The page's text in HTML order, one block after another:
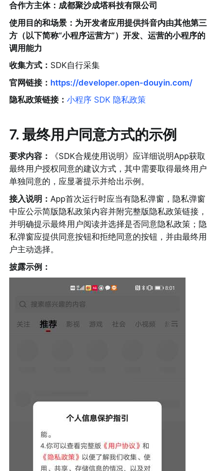
合作方主体：成都聚沙成塔科技有限公司
使用目的和场景：为开发者应用提供抖音内由其他第三
方（以下简称“小程序运营方”）开发、运营的小程序的
调用能力
收集方式： SDK自行采集
官网链接： https://developer.open-douyin.com/
隐私政策链接：小程序 SDK 隐私政策
7. 最终用户同意方式的示例
要求内容：
《SDK合规使用说明》应详细说明App获取
最终用户授权同意的建议方式，其中需要取得最终用户
单独同意的，应显著提示并给出示例。
接入说明：App首次运行时应当有隐私弹窗，隐私弹窗
中应公示简版隐私政策内容并附完整版隐私政策链接，
并明确提示最终用户阅读并选择是否同意隐私政策；隐
私弹窗应提供同意按钮和拒绝同意的按钮，并由最终用
户主动选择。
披露示例：